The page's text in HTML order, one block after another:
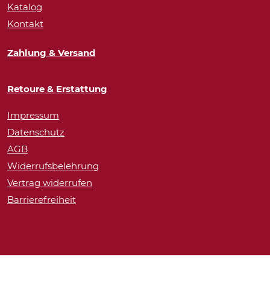
Katalog
Kontakt
Zahlung & Versand
Retoure & Erstattung
Impressum
Datenschutz
AGB
Widerrufsbelehrung
Vertrag widerrufen
Barrierefreiheit